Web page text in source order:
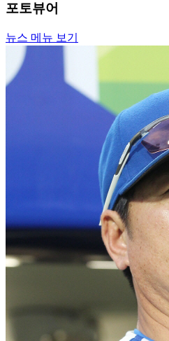
포토뷰어
뉴스 메뉴 보기